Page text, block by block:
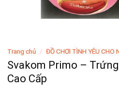
Trang chủ / ĐỒ CHƠI TÌNH YÊU CHO
Svakom Primo –
Cao Cấp